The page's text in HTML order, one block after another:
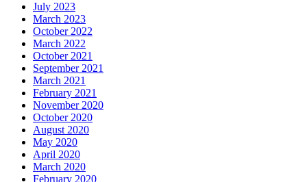
July 2023
March 2023
October 2022
March 2022
October 2021
September 2021
March 2021
February 2021
November 2020
October 2020
August 2020
May 2020
April 2020
March 2020
February 2020